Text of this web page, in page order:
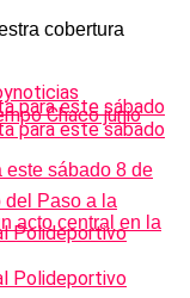
cobertura
noticias
Chaco junio
del Paso a la
acto central en la
este sábado 8 de